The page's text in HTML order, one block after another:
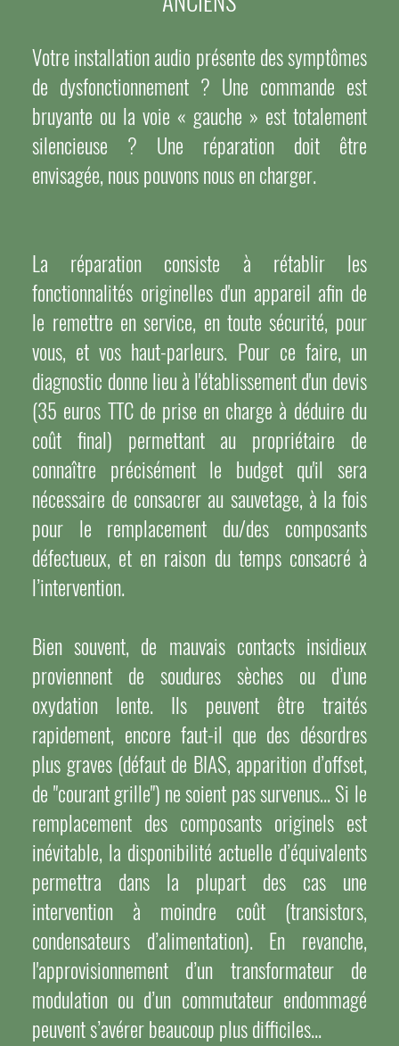
Votre installation audio présente des symptômes
de dysfonctionnement ? Une commande est
bruyante ou la voie « gauche » est totalement
silencieuse ? Une réparation doit être
envisagée, nous pouvons nous en charger.
La réparation consiste à rétablir les
fonctionnalités originelles d'un appareil afin de
le remettre en service, en toute sécurité, pour
vous, et vos haut-parleurs. Pour ce faire, un
diagnostic donne lieu à l'établissement d'un devis
(35 euros TTC de prise en charge à déduire du
coût final) permettant au propriétaire de
connaître précisément le budget qu'il sera
nécessaire de consacrer au sauvetage, à la fois
pour le remplacement du/des composants
défectueux, et en raison du temps consacré à
l’intervention.
Bien souvent, de mauvais contacts insidieux
proviennent de soudures sèches ou d’une
oxydation lente. Ils peuvent être traités
rapidement, encore faut-il que des désordres
plus graves (défaut de BIAS, apparition d’offset,
de "courant grille") ne soient pas survenus… Si le
remplacement des composants originels est
inévitable, la disponibilité actuelle d’équivalents
permettra dans la plupart des cas une
intervention à moindre coût (transistors,
condensateurs d’alimentation). En revanche,
l'approvisionnement d’un transformateur de
modulation ou d’un commutateur endommagé
peuvent s’avérer beaucoup plus difficiles...